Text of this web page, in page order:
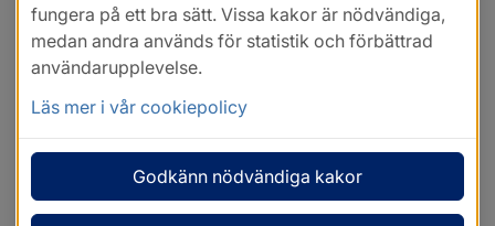
fungera på ett bra sätt. Vissa kakor är nödvändiga,
medan andra används för statistik och förbättrad
användarupplevelse.
Läs mer i vår cookiepolicy
Godkänn nödvändiga kakor